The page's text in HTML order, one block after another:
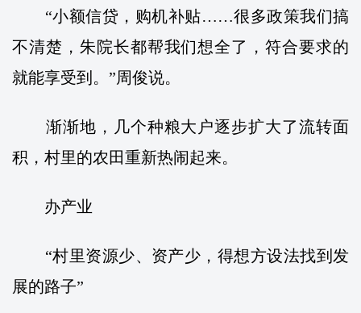
“小额信贷，购机补贴……很多政策我们搞
不清楚，朱院长都帮我们想全了，符合要求的
就能享受到。”周俊说。
渐渐地，几个种粮大户逐步扩大了流转面
积，村里的农田重新热闹起来。
办产业
“村里资源少、资产少，得想方设法找到发
展的路子”